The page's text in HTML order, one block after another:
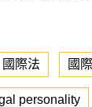
國際法 國
personality